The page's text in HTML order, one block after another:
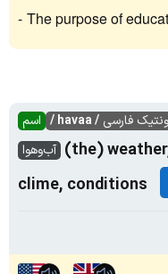
The purpose of
اسم فارسی / havaa /
آب‌و‌هوا (the)
clime, conditions